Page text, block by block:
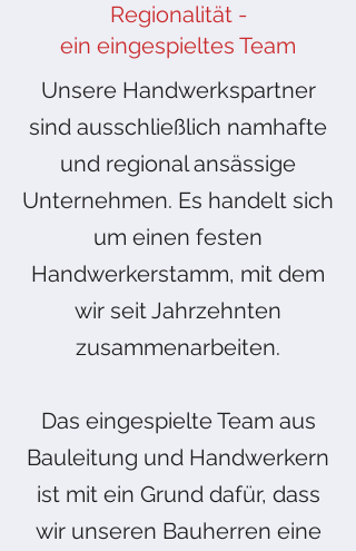
Regionalität -
ein eingespieltes Team
Unsere Handwerkspartner
sind ausschließlich namhafte
und regional ansässige
Unternehmen. Es handelt sich
um einen festen
Handwerkerstamm, mit dem
wir seit Jahrzehnten
zusammenarbeiten.
Das eingespielte Team aus
Bauleitung und Handwerkern
ist mit ein Grund dafür, dass
wir unseren Bauherren eine